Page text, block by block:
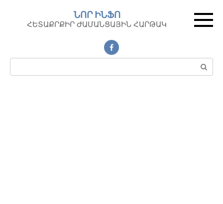
контенту
ՆՈՐ ԻՆՖՈ
ՀԵՏԱՔՐՔԻՐ ԺԱՄԱՆՑԱՅԻՆ ՀԱՐԹԱԿ
Поиск: